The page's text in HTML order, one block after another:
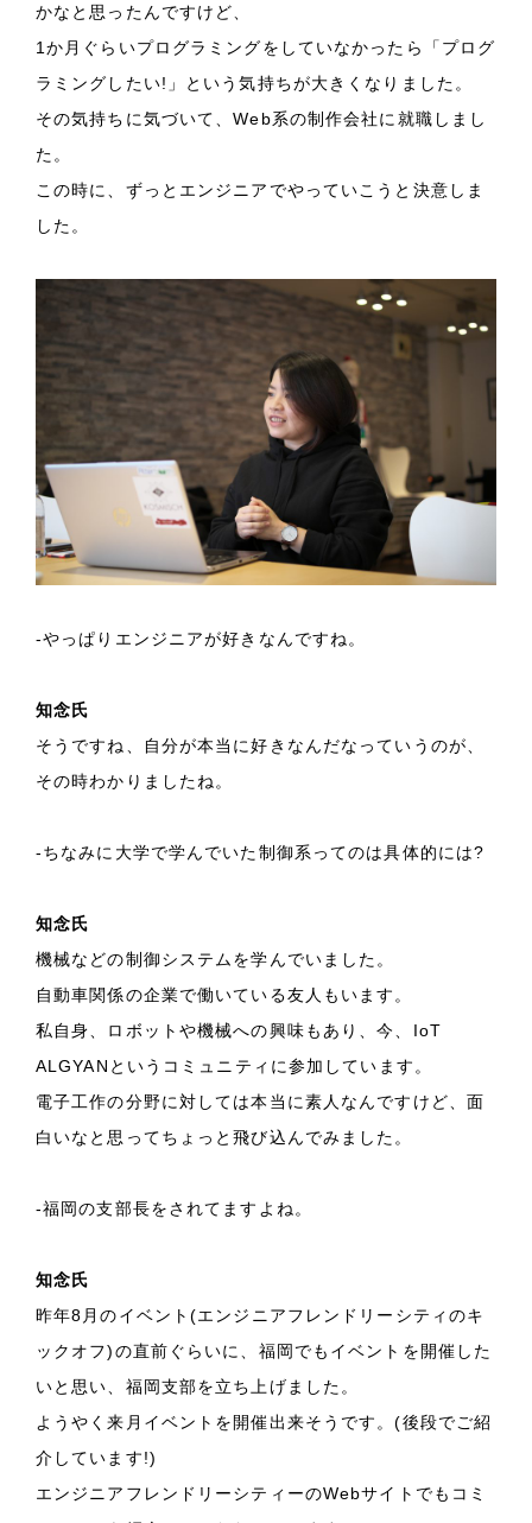
かなと思ったんですけど、
1か月ぐらいプログラミングをしていなかったら「プログ
ラミングしたい!」という気持ちが大きくなりました。
その気持ちに気づいて、Web系の制作会社に就職しまし
た。
この時に、ずっとエンジニアでやっていこうと決意しま
した。
-やっぱりエンジニアが好きなんですね。
知念氏
そうですね、自分が本当に好きなんだなっていうのが、
その時わかりましたね。
-ちなみに大学で学んでいた制御系ってのは具体的には?
知念氏
機械などの制御システムを学んでいました。
自動車関係の企業で働いている友人もいます。
私自身、ロボットや機械への興味もあり、今、IoT
ALGYANというコミュニティに参加しています。
電子工作の分野に対しては本当に素人なんですけど、面
白いなと思ってちょっと飛び込んでみました。
-福岡の支部長をされてますよね。
知念氏
昨年8月のイベント(エンジニアフレンドリーシティのキ
ックオフ)の直前ぐらいに、福岡でもイベントを開催した
いと思い、福岡支部を立ち上げました。
ようやく来月イベントを開催出来そうです。(後段でご紹
介しています!)
エンジニアフレンドリーシティーのWebサイトでもコミ